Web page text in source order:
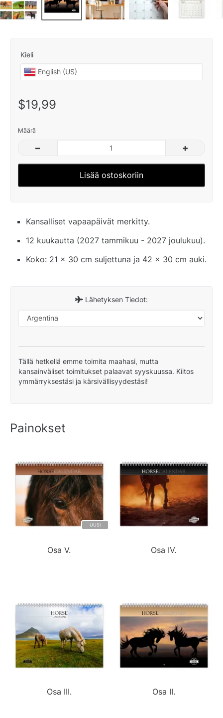
Kieli
$19,99
Määrä
– +
Lisää ostoskoriin
Kansalliset vapaapäivät merkitty.
12 kuukautta (2027 tammikuu - 2027 joulukuu).
Koko: 21 x 30 cm suljettuna ja 42 x 30 cm auki.
Lähetyksen Tiedot:
Tällä hetkellä emme toimita maahasi, mutta
kansainväliset toimitukset palaavat syyskuussa. Kiitos
ymmärryksestäsi ja kärsivällisyydestäsi!
Painokset
UUSI
Osa V. Osa IV.
Osa III. Osa II.